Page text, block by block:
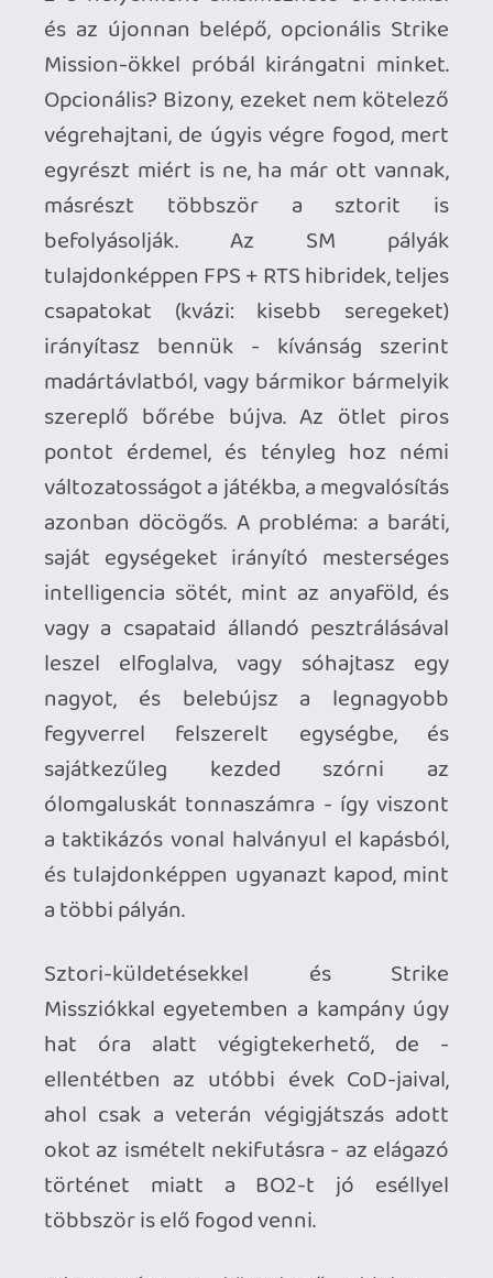
Nincs vége, a következő oldalon a
multiról lesz szó, lapozz!
„Mit nekem az egyjátékos kampány, meg a
hat órája, az időm többségét a multival
fogom tölteni” - mondhatod, tisztelt
olvasó, és teljesen igazat is adok neked,
ha már ilyen szépen elképzeltem, hogy
mit szeretnél közölni. A multiplayer a
CoD sava-borsa, ezért követik annyian
ezt a sorozatot, és ez a Black Ops 2
megjelenésével sem fog változni. Ha a
+de hiszen ugyanolyan minden évben,
minek erről írni” táborba tartozol, nem
untatlak tovább, ugorj az utolsó
bekezdésre, a cikk véget ért. Ha még itt
vagy (és játszottál már több CoD-dal):
nyilván nem ugyanolyan, mint a tavalyi,
meg az azt megelőző, az alapformulát
(ahogy az előző oldalon is írom: árkád
reflex-FPS) nyilván nem hajították ki az
ablakon, de a szabályrendszer és a
körítés természetesen változott. Mivel
ismered a multi alapjait, megadatik
nekem luxus, hogy a következő
bekezdéseket teleszórjam az eredeti
angol kifejezésekkel - nyilván tudod,
hogy miről van szó.
Változás, numero uno: a killstreakek
helyét átvették a scorestreakek, ami azt
jelenti, hogy a láncok és az értük járó
jutalmak ezúttal pontszámokhoz vannak
kötve, nem konkrétan az öléshez. A
rendszer alapjai felfedezhetők voltak az
működtek (némileg) hasonlóan. A lényeg
az, hogy az öléseken kívül még sok
minden beleszámít a scorestreakbe,
játékmódtól függően pont jár a hatásos
védekezésért / támadásért, az objektíva
elfoglalásáért / felrobbantásáért, és még
jó sok mindenért. Örülünk? Örülünk,
mert ez a rendszer sokkal inkább
ösztönzi a csapajátékot, és a feladatra
koncentráló megközelítést, mint a